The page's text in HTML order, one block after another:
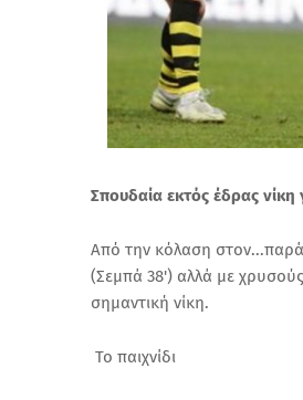
Σπουδαία εκτός έδρας νίκη
Από την κόλαση
(Σεμπά 38') αλλά με
σημαντική νίκη.
Το παιχνίδι